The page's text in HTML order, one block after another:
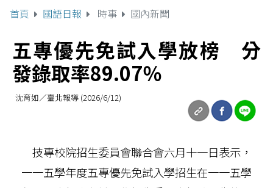
首頁 國語日報 時事 國內新聞
五專優先免試入學放榜 分
發錄取率89.07％
沈育如／臺北報導 (2026/6/12)
技專校院招生委員會聯合會六月十一日表示，
一一五學年度五專優先免試入學招生在一一五學